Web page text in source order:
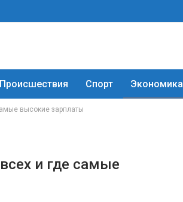
Происшествия Спорт Экономика
высокие зарплаты
и где самые